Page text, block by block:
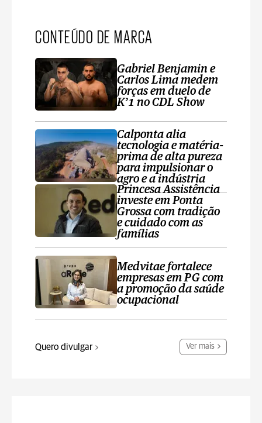
CONTEÚDO DE MARCA
Gabriel Benjamin e
Carlos Lima medem
forças em duelo de
K’1 no CDL Show
Calponta alia
tecnologia e matéria-
prima de alta pureza
para impulsionar o
agro e a indústria
Princesa Assistência
investe em Ponta
Grossa com tradição
e cuidado com as
famílias
Medvitae fortalece
empresas em PG com
a promoção da saúde
ocupacional
Quero divulgar Ver mais